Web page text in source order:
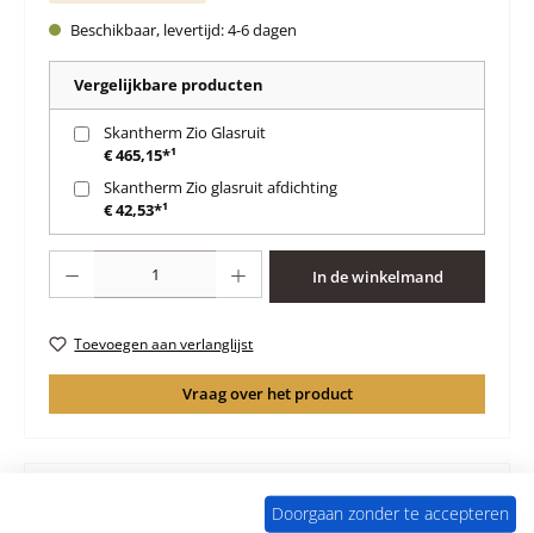
Beschikbaar, levertijd: 4-6 dagen
Vergelijkbare producten
Skantherm Zio Glasruit
€ 465,15*¹
Skantherm Zio glasruit afdichting
€ 42,53*¹
In de winkelmand
Toevoegen aan verlanglijst
Vraag over het product
Doorgaan zonder te accepteren